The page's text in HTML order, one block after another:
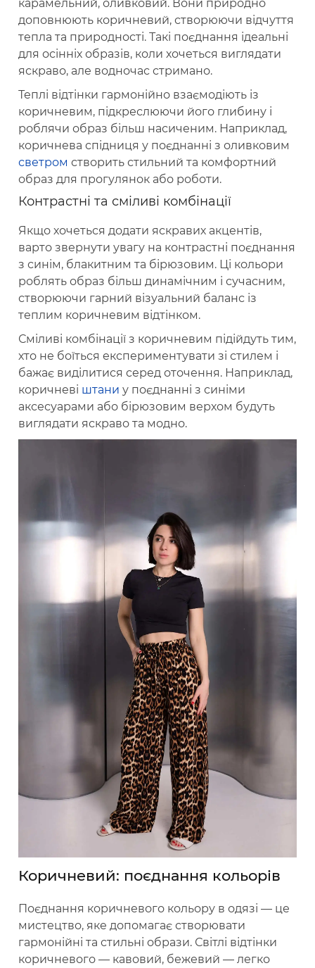
карамельний, оливковий. Вони природно
доповнюють коричневий, створюючи відчуття
тепла та природності. Такі поєднання ідеальні
для осінніх образів, коли хочеться виглядати
яскраво, але водночас стримано.
Теплі відтінки гармонійно взаємодіють із
коричневим, підкреслюючи його глибину і
роблячи образ більш насиченим. Наприклад,
коричнева спідниця у поєднанні з оливковим
светром створить стильний та комфортний
образ для прогулянок або роботи.
Контрастні та сміливі комбінації
Якщо хочеться додати яскравих акцентів,
варто звернути увагу на контрастні поєднання
з синім, блакитним та бірюзовим. Ці кольори
роблять образ більш динамічним і сучасним,
створюючи гарний візуальний баланс із
теплим коричневим відтінком.
Сміливі комбінації з коричневим підійдуть тим,
хто не боїться експериментувати зі стилем і
бажає виділитися серед оточення. Наприклад,
коричневі штани у поєднанні з синіми
аксесуарами або бірюзовим верхом будуть
виглядати яскраво та модно.
Коричневий: поєднання кольорів
Поєднання коричневого кольору в одязі — це
мистецтво, яке допомагає створювати
гармонійні та стильні образи. Світлі відтінки
коричневого — кавовий, бежевий — легко